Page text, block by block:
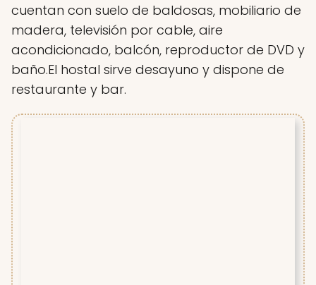
cuentan con suelo de baldosas, mobiliario de
madera, televisión por cable, aire
acondicionado, balcón, reproductor de DVD y
baño.El hostal sirve desayuno y dispone de
restaurante y bar.